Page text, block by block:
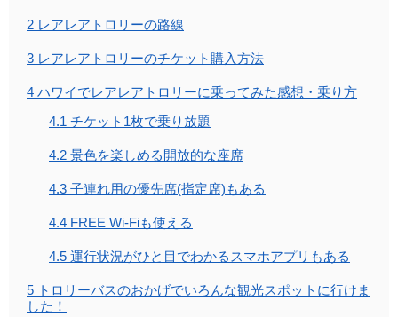
2 レアレアトロリーの路線
3 レアレアトロリーのチケット購入方法
4 ハワイでレアレアトロリーに乗ってみた感想・乗り方
4.1 チケット1枚で乗り放題
4.2 景色を楽しめる開放的な座席
4.3 子連れ用の優先席(指定席)もある
4.4 FREE Wi-Fiも使える
4.5 運行状況がひと目でわかるスマホアプリもある
5 トロリーバスのおかげでいろんな観光スポットに行けま
した！